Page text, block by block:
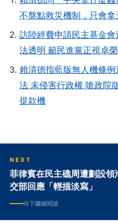
不盤點救災機制，只會
訪陸經費申請民主基金
法透明 籲民進黨正視卓
賴清德指藍版無人機條
法 未侵害行政權 嗆政院
提款機
NEXT
菲律賓在民主礁周遭劃設
交部回應「輕描淡寫」
向下繼續閱讀